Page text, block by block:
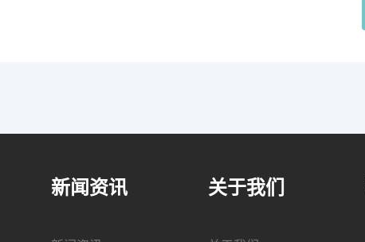
新闻资讯 关于我们